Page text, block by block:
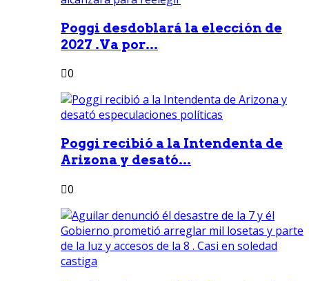
Poggi desdoblará la elección de
2027 .Va por...
0
Poggi recibió a la Intendenta de
Arizona y desató...
0